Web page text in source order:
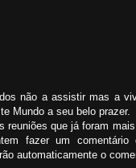
não a assistir mas a
Mundo a seu belo prazer.
reuniões que já foram
fazer um comentário
automaticamente o